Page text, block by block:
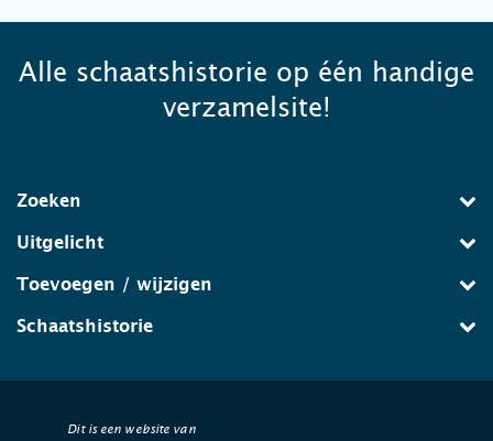
Alle schaatshistorie op één handige
verzamelsite!
Zoeken
Uitgelicht
Toevoegen / wijzigen
Schaatshistorie
Dit is een website van